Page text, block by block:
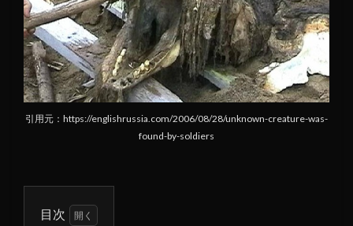
引用元：https://englishrussia.com/2006/08/28/unknown-creature-was-
found-by-soldiers
目次